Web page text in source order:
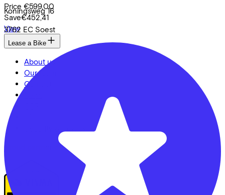
Koningsweg 16
3762 EC Soest
Price €599,00
Save€452,41
View
Lease a Bike
About us
Our team
Contact
Proud partner of